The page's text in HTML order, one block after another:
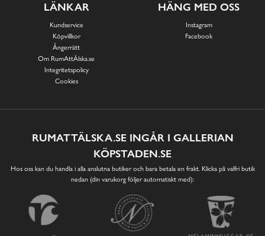
LÄNKAR
Kundservice
Köpvillkor
Ångerrätt
Om RumAttÄlska.se
Integritetspolicy
Cookies
HÄNG MED OSS
Instagram
Facebook
RUMATTÄLSKA.SE INGÅR I GALLERIAN
KÖPSTADEN.SE
Hos oss kan du handla i alla anslutna butiker och bara betala en frakt. Klicka på valfri butik
nedan (din varukorg följer automatiskt med):